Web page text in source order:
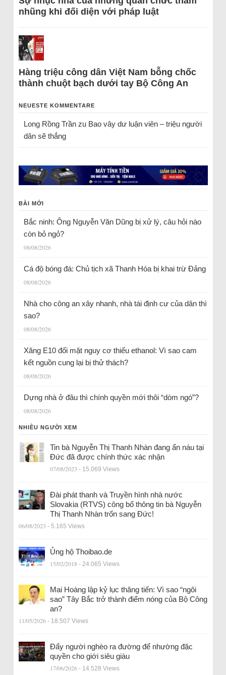
nhũng khi đối diện với pháp luật
Hàng triệu công dân Việt Nam bỗng chốc
thành chuột bạch dưới tay Bộ Công An
NEUESTE KOMMENTARE
Long Rồng Trầnzu Bao vây dư luận viên – triệu người
dân sẽ thắng
BÀI MỚI
Bắc ninh: Ông Nguyễn Văn Dũng bị xử lý, câu hỏi nào
còn bỏ ngỏ?
08/08/2026
Cá độ bóng đá: Chủ tịch xã Thanh Hóa bị khai trừ Đảng
08/08/2026
Nhà cho công an xây nhanh, nhà tái định cư của dân thì
sao?
08/08/2026
Xăng E10 đối mặt nguy cơ thiếu ethanol: Vì sao cam
kết nguồn cung lại bị thử thách?
08/08/2026
Dựng nhà ở đâu thì chính quyền mới thôi “dòm ngó”?
08/08/2026
NHIỀU NGƯỜI XEM
Tin bà Nguyễn Thị Thanh Nhàn đang ẩn náu tại
Đức đã được chính thức xác nhận
07/08/2023 - 15.069 Views
Đài phát thanh và Truyền hình nhà nước
Slovakia (RTVS) công bố thông tin bà Nguyễn
Thị Thanh Nhàn trốn sang Đức!
06/08/2023 - 5.165 Views
Ủng hộ Thoibao.de
15/02/2018 - 24.065 Views
Mai Hoàng lập kỷ lục thăng tiến: Vì sao “ngôi
sao” Tây Bắc trở thành điểm nóng của Bộ Công
an?
11/05/2026 - 18.507 Views
Đẩy người nghèo ra đường để nhường đặc
quyền cho giới siêu giàu
17/06/2026 - 14.528 Views